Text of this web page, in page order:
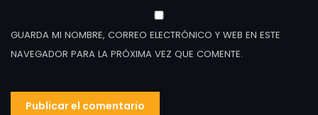
GUARDA MI NOMBRE, CORREO ELECTRÓNICO Y WEB EN ESTE
NAVEGADOR PARA LA PRÓXIMA VEZ QUE COMENTE.